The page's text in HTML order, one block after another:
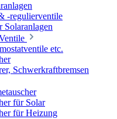
-regulierventile
Solaranlagen
etc.
Schwerkraftbremsen
für Solar
für Heizung